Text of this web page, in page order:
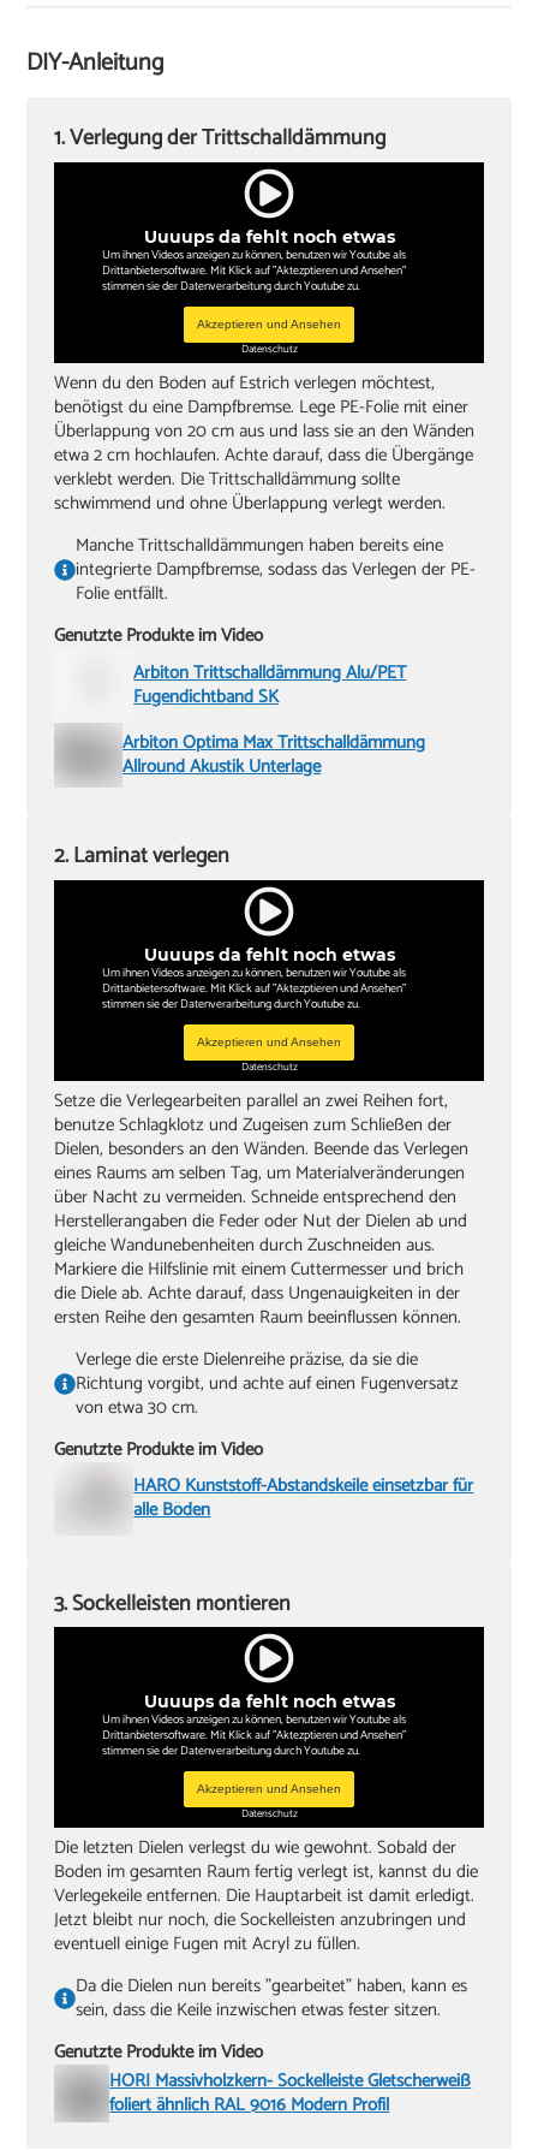
Cuttermesser
Zollstock
DIY-Anleitung
Uuuups da fehlt noch etwas
Um ihnen Videos anzeigen zu können, benutzen wir Youtube als
Drittanbietersoftware. Mit Klick auf "Aktezptieren und Ansehen"
stimmen sie der Datenverarbeitung durch Youtube zu.
Akzeptieren und Ansehen
Datenschutz
1. Verlegung der Trittschalldämmung
Wenn du den Boden auf Estrich verlegen möchtest,
benötigst du eine Dampfbremse. Lege PE-Folie mit einer
Überlappung von 20 cm aus und lass sie an den Wänden
etwa 2 cm hochlaufen. Achte darauf, dass die Übergänge
verklebt werden. Die Trittschalldämmung sollte
schwimmend und ohne Überlappung verlegt werden.
Manche Trittschalldämmungen haben bereits eine
integrierte Dampfbremse, sodass das Verlegen der PE-
Folie entfällt.
Genutzte Produkte im Video
Arbiton Trittschalldämmung Alu/PET
Fugendichtband SK
Arbiton Optima Max Trittschalldämmung
Allround Akustik Unterlage
Uuuups da fehlt noch etwas
Um ihnen Videos anzeigen zu können, benutzen wir Youtube als
Drittanbietersoftware. Mit Klick auf "Aktezptieren und Ansehen"
stimmen sie der Datenverarbeitung durch Youtube zu.
Akzeptieren und Ansehen
Datenschutz
2. Laminat verlegen
Setze die Verlegearbeiten parallel an zwei Reihen fort,
benutze Schlagklotz und Zugeisen zum Schließen der
Dielen, besonders an den Wänden. Beende das Verlegen
eines Raums am selben Tag, um Materialveränderungen
über Nacht zu vermeiden. Schneide entsprechend den
Herstellerangaben die Feder oder Nut der Dielen ab und
gleiche Wandunebenheiten durch Zuschneiden aus.
Markiere die Hilfslinie mit einem Cuttermesser und brich
die Diele ab. Achte darauf, dass Ungenauigkeiten in der
ersten Reihe den gesamten Raum beeinflussen können.
Verlege die erste Dielenreihe präzise, da sie die
Richtung vorgibt, und achte auf einen Fugenversatz
von etwa 30 cm.
Genutzte Produkte im Video
HARO Kunststoff-Abstandskeile einsetzbar für
alle Böden
Uuuups da fehlt noch etwas
Um ihnen Videos anzeigen zu können, benutzen wir Youtube als
Drittanbietersoftware. Mit Klick auf "Aktezptieren und Ansehen"
stimmen sie der Datenverarbeitung durch Youtube zu.
Akzeptieren und Ansehen
Datenschutz
3. Sockelleisten montieren
Die letzten Dielen verlegst du wie gewohnt. Sobald der
Boden im gesamten Raum fertig verlegt ist, kannst du die
Verlegekeile entfernen. Die Hauptarbeit ist damit erledigt.
Jetzt bleibt nur noch, die Sockelleisten anzubringen und
eventuell einige Fugen mit Acryl zu füllen.
Da die Dielen nun bereits "gearbeitet" haben, kann es
sein, dass die Keile inzwischen etwas fester sitzen.
Genutzte Produkte im Video
HORI Massivholzkern- Sockelleiste Gletscherweiß
foliert ähnlich RAL 9016 Modern Profil